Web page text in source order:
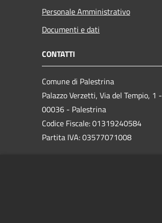
Personale Amministrativo
Documenti e dati
CONTATTI
Comune di Palestrina
Palazzo Verzetti, Via del Tempio, 1 -
00036 - Palestrina
Codice Fiscale: 01319240584
Partita IVA: 03577071008